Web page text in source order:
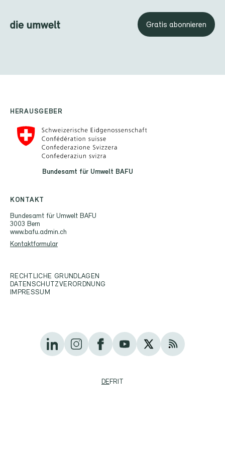
Gratis abonnieren
HERAUSGEBER
Bundesamt für Umwelt BAFU
KONTAKT
Bundesamt für Umwelt BAFU
3003 Bern
www.bafu.admin.ch
Kontaktformular
RECHTLICHE GRUNDLAGEN
DATENSCHUTZVERORDNUNG
IMPRESSUM
DEFRIT